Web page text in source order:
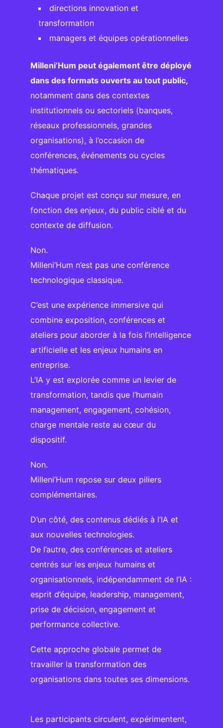
directions innovation et
transformation
managers et équipes opérationnelles
Milleni’Hum peut également être déployé
dans des formats ouverts au tout public,
notamment dans des contextes
institutionnels ou sectoriels (banques,
réseaux professionnels, grandes
organisations), à l’occasion de
conférences, événements ou cycles
thématiques.
Chaque projet est conçu sur mesure, en
fonction des enjeux, du public ciblé et du
contexte de diffusion.
Non.
Milleni’Hum n’est pas une conférence
technologique classique.
C’est une expérience immersive qui
combine exposition, conférences et
ateliers pour aborder à la fois l’intelligence
artificielle et les enjeux humains en
entreprise.
L’IA y est explorée comme un levier de
transformation, tandis que l’humain
management, engagement, cohésion,
charge mentale reste au cœur du
dispositif.
Non.
Milleni’Hum repose sur deux piliers
complémentaires.
D’un côté, des contenus dédiés à l’IA et
aux nouvelles technologies.
De l’autre, des conférences et ateliers
centrés sur les enjeux humains et
organisationnels, indépendamment de l’IA :
esprit d’équipe, leadership, management,
prise de décision, engagement et
performance collective.
Cette approche globale permet de
travailler la transformation des
organisations dans toutes ses dimensions.
Les participants circulent, expérimentent,